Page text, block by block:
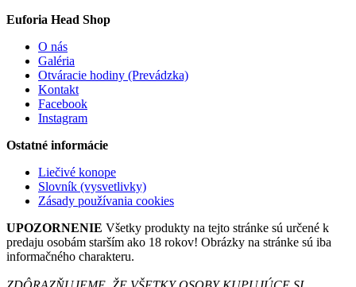
Euforia Head Shop
O nás
Galéria
Otváracie hodiny (Prevádzka)
Kontakt
Facebook
Instagram
Ostatné informácie
Liečivé konope
Slovník (vysvetlivky)
Zásady používania cookies
UPOZORNENIE Všetky produkty na tejto stránke sú určené k
predaju osobám starším ako 18 rokov! Obrázky na stránke sú iba
informačného charakteru.